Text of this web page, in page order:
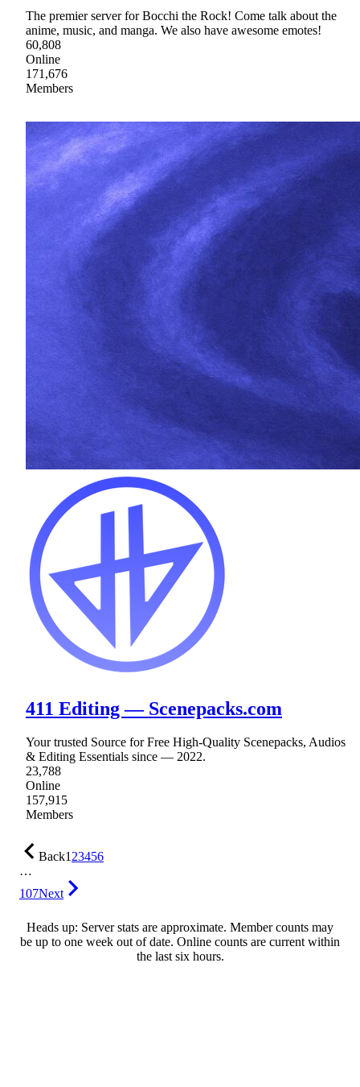
The premier server for Bocchi the Rock! Come talk about the
anime, music, and manga. We also have awesome emotes!
60,808
Online
171,676
Members
411 Editing — Scenepacks.com
Your trusted Source for Free High-Quality Scenepacks, Audios
& Editing Essentials since — 2022.
23,788
Online
157,915
Members
Back123456
…
107Next
Heads up: Server stats are approximate. Member counts may
be up to one week out of date. Online counts are current within
the last six hours.